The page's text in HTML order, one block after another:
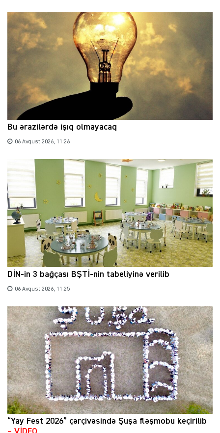
Bu ərazilərdə işıq olmayacaq
06 Avqust 2026, 11:26
DİN-in 3 bağçası BŞTİ-nin tabeliyinə verilib
06 Avqust 2026, 11:25
“Yay Fest 2026” çərçivəsində Şuşa fləşmobu keçirilib